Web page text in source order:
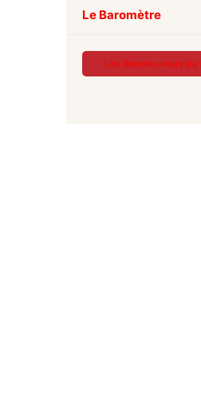
Le Baromètre
Les Rendez-vous